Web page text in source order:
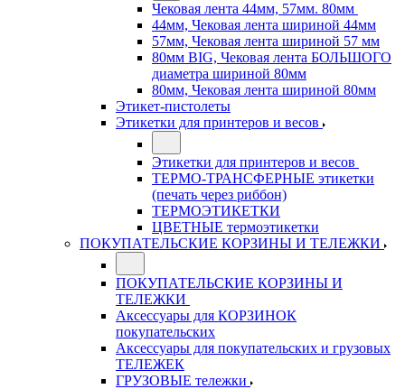
Чековая лента 44мм, 57мм. 80мм
44мм, Чековая лента шириной 44мм
57мм, Чековая лента шириной 57 мм
80мм BIG, Чековая лента БОЛЬШОГО
диаметра шириной 80мм
80мм, Чековая лента шириной 80мм
Этикет-пистолеты
Этикетки для принтеров и весов
Этикетки для принтеров и весов
ТЕРМО-ТРАНСФЕРНЫЕ этикетки
(печать через риббон)
ТЕРМОЭТИКЕТКИ
ЦВЕТНЫЕ термоэтикетки
ПОКУПАТЕЛЬСКИЕ КОРЗИНЫ И ТЕЛЕЖКИ
ПОКУПАТЕЛЬСКИЕ КОРЗИНЫ И
ТЕЛЕЖКИ
Аксессуары для КОРЗИНОК
покупательских
Аксессуары для покупательских и грузовых
ТЕЛЕЖЕК
ГРУЗОВЫЕ тележки